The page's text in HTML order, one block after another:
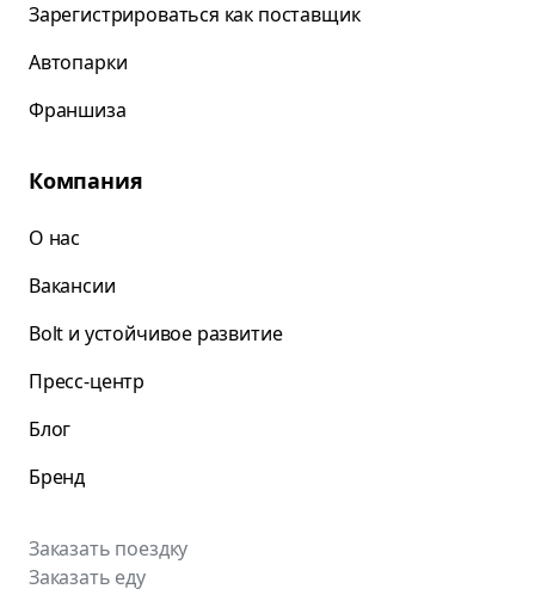
Зарегистрироваться как поставщик
Автопарки
Франшиза
Компания
О нас
Вакансии
Bolt и устойчивое развитие
Пресс-центр
Блог
Бренд
Заказать поездку
Заказать еду